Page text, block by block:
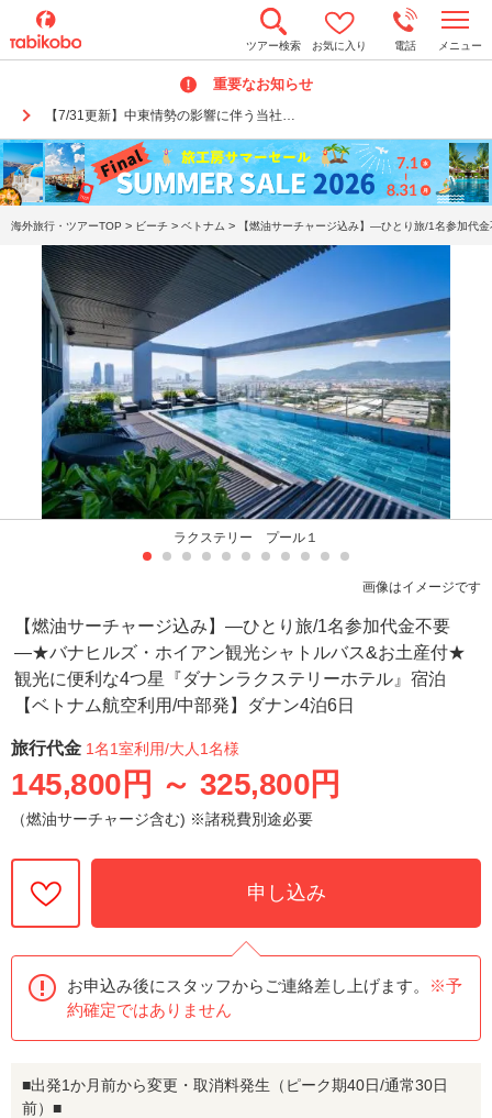
ツアー検索 お気に入り 電話 メニュー
重要なお知らせ
【7/31更新】中東情勢の影響に伴う当社…
o
n
a
v
i
g
a
t
海外旅行・ツアーTOP > ビーチ > ベトナム > 【燃油サーチャージ込み】―ひとり旅/1名参加代
ラクステリー プール１
画像はイメージです
【燃油サーチャージ込み】―ひとり旅/1名参加代金不要
―★バナヒルズ・ホイアン観光シャトルバス&お土産付★
観光に便利な4つ星『ダナンラクステリーホテル』宿泊
【ベトナム航空利用/中部発】ダナン4泊6日
旅行代金 1名1室利用/大人1名様
145,800円 ～ 325,800円
（燃油サーチャージ含む) ※諸税費別途必要
申し込み
お申込み後にスタッフからご連絡差し上げます。
※予
約確定ではありません
■出発1か月前から変更・取消料発生（ピーク期40日/通常30日
前）■